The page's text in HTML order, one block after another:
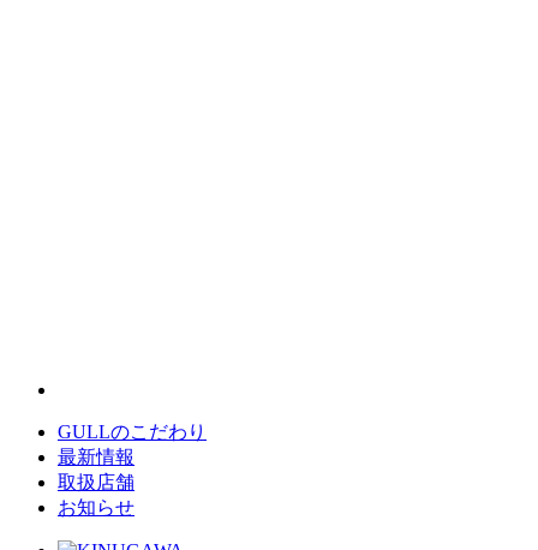
GULLのこだわり
最新情報
取扱店舗
お知らせ